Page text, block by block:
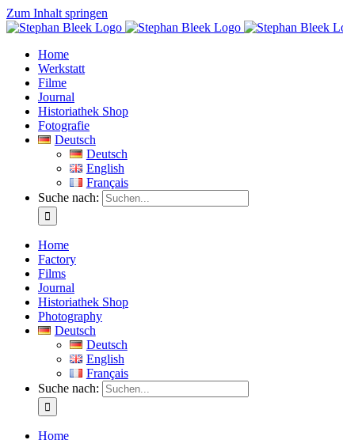
Zum Inhalt springen
Home
Werkstatt
Filme
Journal
Historiathek Shop
Fotografie
Deutsch
Deutsch
English
Français
Suche nach:
Home
Factory
Films
Journal
Historiathek Shop
Photography
Deutsch
Deutsch
English
Français
Suche nach:
Home